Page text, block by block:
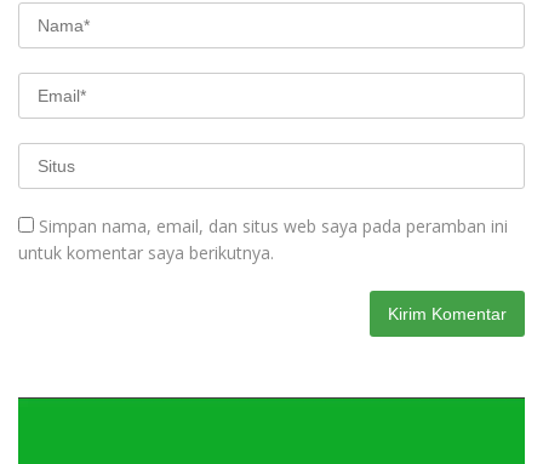
Simpan nama, email, dan situs web saya pada peramban ini
untuk komentar saya berikutnya.